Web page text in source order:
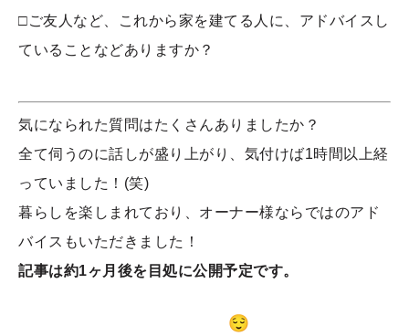
□ご友人など、これから家を建てる人に、アドバイスし
ていることなどありますか？
気になられた質問はたくさんありましたか？
全て伺うのに話しが盛り上がり、気付けば1時間以上経
っていました！(笑)
暮らしを楽しまれており、オーナー様ならではのアド
バイスもいただきました！
記事は約1ヶ月後を目処に公開予定です。